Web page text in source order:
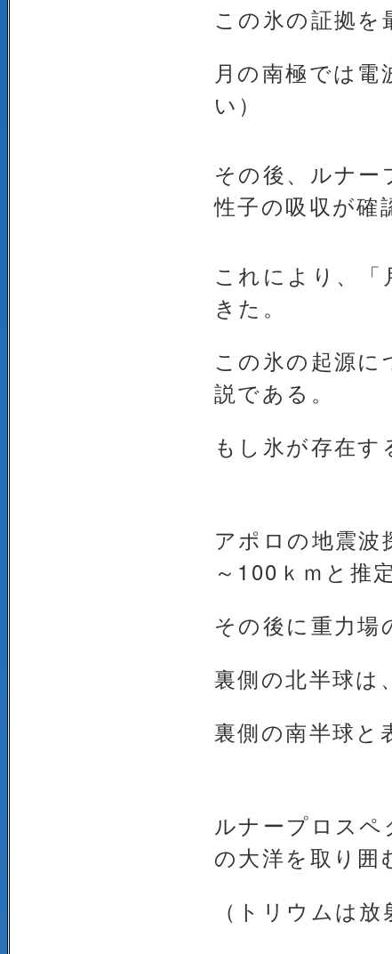
この氷の証拠を
月の南極では
い）
その後、ルナー
性子の吸収が確
これにより、
きた。
この氷の起源
説である。
もし氷が存在す
アポロの地震
～100ｋｍと推
その後に重力場
裏側の北半球は
裏側の南半球と
ルナープロスペ
の大洋を取り囲
（トリウムは